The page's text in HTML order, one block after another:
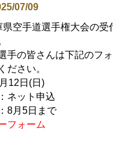
07/09
県空手道選手権大会の受
手の皆さんは下記のフ
ださい。
12日(日)
ネット申込
8月5日まで
フォーム